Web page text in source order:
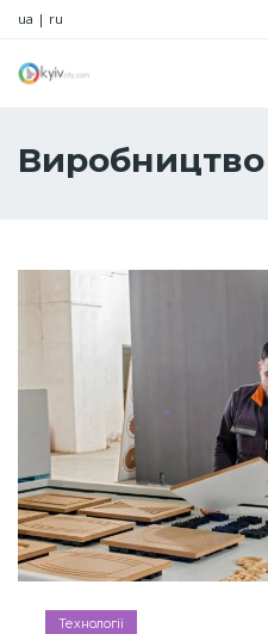
ua | ru
Виробництво
Технології